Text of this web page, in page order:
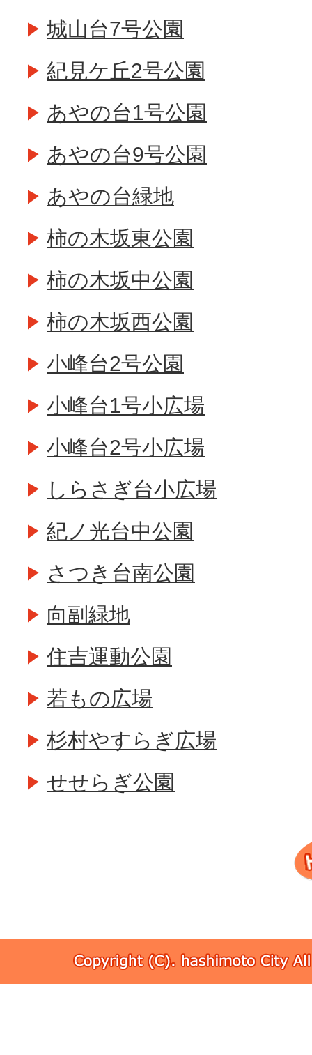
城山台7号公園
紀見ケ丘2号公園
あやの台1号公園
あやの台9号公園
あやの台緑地
柿の木坂東公園
柿の木坂中公園
柿の木坂西公園
小峰台2号公園
小峰台1号小広場
小峰台2号小広場
しらさぎ台小広場
紀ノ光台中公園
さつき台南公園
向副緑地
住吉運動公園
若もの広場
杉村やすらぎ広場
せせらぎ公園